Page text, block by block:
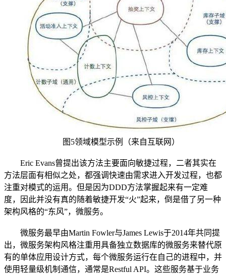
图5领域模型示例（来自互联网）
Eric Evans曾提出该方法主要面向敏捷过程，二者其实在
方法层面有相似之处，都强调快速由需求进入开发过程，也都
注重对模式的运用。但是因为DDD方法掌握起来有一定难
度，因此并没有真的随着敏捷开发“火”起来，倒是借了另一种
架构风格的“东风”，微服务。
微服务最早由Martin Fowler与James Lewis于2014年共同提
出，微服务架构风格注重用具备独立数据库的微服务来替代原
有的单体应用设计方式，每个微服务运行在自己的进程中，并
使用轻量级机制通信，通常是Restful API。这些服务基于业务